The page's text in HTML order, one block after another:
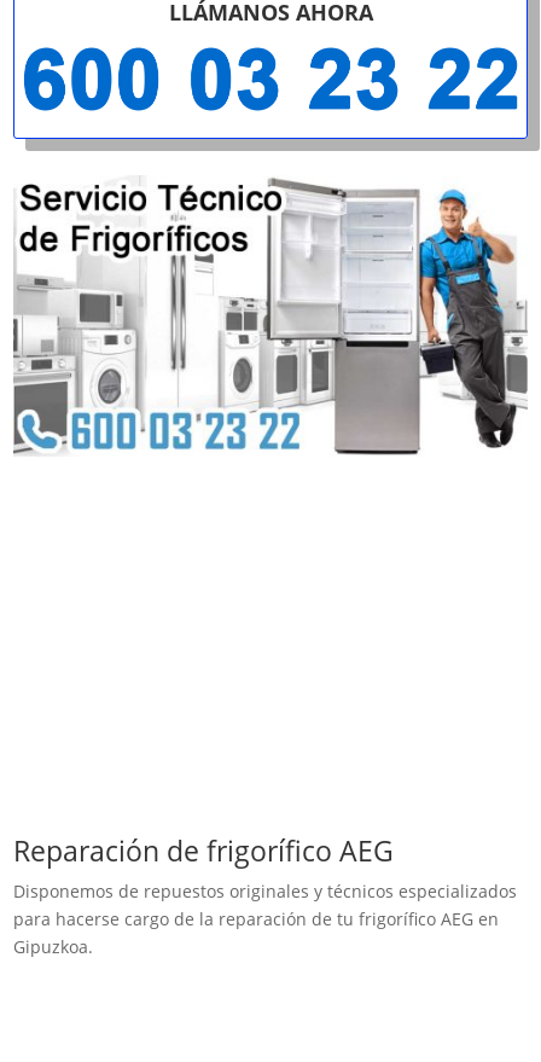
LLÁMANOS AHORA
Reparación de frigorífico AEG
Disponemos de repuestos originales y técnicos especializados
para hacerse cargo de la reparación de tu frigorífico AEG en
Gipuzkoa.